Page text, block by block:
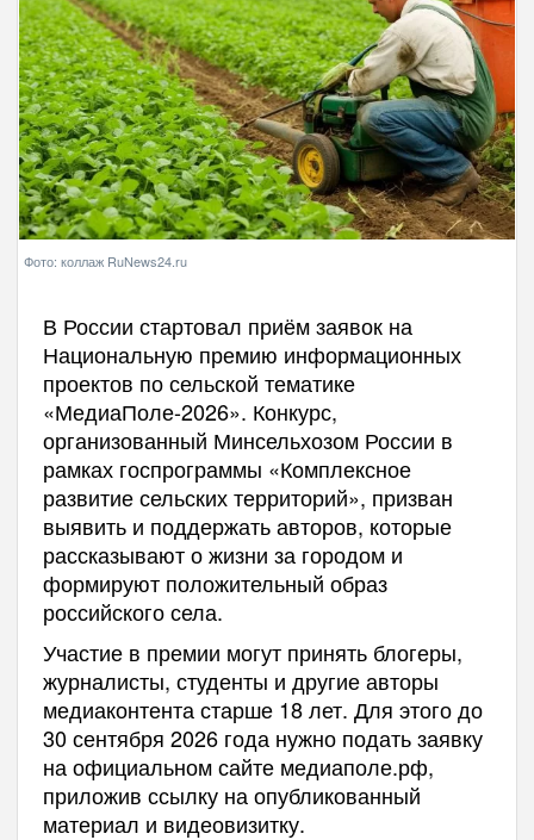
Фото: коллаж RuNews24.ru
В России стартовал приём заявок на
Национальную премию информационных
проектов по сельской тематике
«МедиаПоле-2026». Конкурс,
организованный Минсельхозом России в
рамках госпрограммы «Комплексное
развитие сельских территорий», призван
выявить и поддержать авторов, которые
рассказывают о жизни за городом и
формируют положительный образ
российского села.
Участие в премии могут принять блогеры,
журналисты, студенты и другие авторы
медиаконтента старше 18 лет. Для этого до
30 сентября 2026 года нужно подать заявку
на официальном сайте медиаполе.рф,
приложив ссылку на опубликованный
материал и видеовизитку.